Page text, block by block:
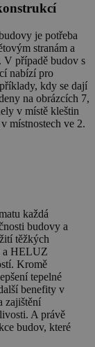
je potřeba
stranám a
V případě budov s
nabízí pro
kdy se dají
na obrázcích 7,
v místě kleštin
místnostech ve 2.
každá
budovy a
těžkých
a HELUZ
Kromě
tepelné
benefity v
zajištění
A právě
budov, které